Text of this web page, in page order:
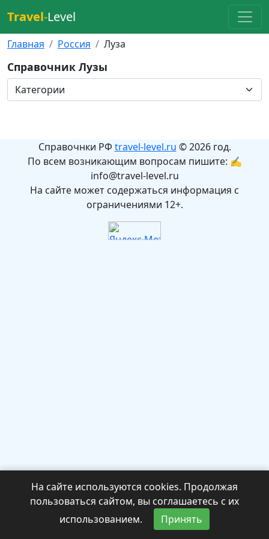
Travel-Level
Главная Россия Луза
Справочник Лузы
Справочнки РФ travel-level.ru © 2026 год.
По всем возникающим вопросам пишите: ✍
info@travel-level.ru
На сайте может содержаться информация с
ограничениями 12+.
На сайте используются cookies. Продолжая
пользоваться сайтом, вы соглашаетесь с их
использованием.
Принять